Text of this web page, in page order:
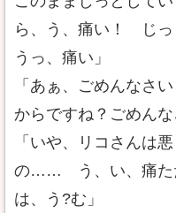
ら、う、痛い！ じ
うっ、痛い」
「あぁ、ごめんなさ
からですね？ごめん
「いや、リコさんは
の…… う、い、痛た
は、う?む」